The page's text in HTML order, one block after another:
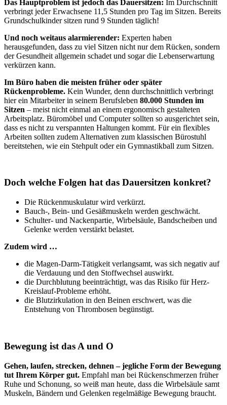
Das Hauptproblem ist jedoch das Dauersitzen: Im Durchschnitt
verbringt jeder Erwachsene 11,5 Stunden pro Tag im Sitzen. Bereits
Grundschulkinder sitzen rund 9 Stunden täglich!
Und noch weitaus alarmierender: Experten haben
herausgefunden, dass zu viel Sitzen nicht nur dem Rücken, sondern
der Gesundheit allgemein schadet und sogar die Lebenserwartung
verkürzen kann.
Im Büro haben die meisten früher oder später
Rückenprobleme. Kein Wunder, denn durchschnittlich verbringt
hier ein Mitarbeiter in seinem Berufsleben 80.000 Stunden im
Sitzen – meist nicht einmal an einem ergonomisch gestalteten
Arbeitsplatz. Büromöbel und Computer sollten so ausgerichtet sein,
dass es nicht zu verspannten Haltungen kommt. Für ein flexibles
Arbeiten sollten zudem Alternativen zum klassischen Bürostuhl
bereitstehen, wie ein Stehpult oder ein Gymnastikball zum Sitzen.
Doch welche Folgen hat das Dauersitzen konkret?
Die Rückenmuskulatur wird verkürzt.
Bauch-, Bein- und Gesäßmuskeln werden geschwächt.
Schulter- und Nackenpartie, Wirbelsäule, Bandscheiben und
Gelenke werden verstärkt belastet.
Zudem wird …
die Magen-Darm-Tätigkeit verlangsamt, was sich negativ auf
die Verdauung und den Stoffwechsel auswirkt.
die Durchblutung beeinträchtigt, was das Risiko für Herz-
Kreislauf-Probleme erhöht.
die Blutzirkulation in den Beinen erschwert, was die
Entstehung von Thrombosen begünstigt.
Bewegung ist das A und O
Gehen, laufen, strecken, dehnen – jegliche Form der Bewegung
tut Ihrem Körper gut. Empfahl man bei Rückenschmerzen früher
Ruhe und Schonung, so weiß man heute, dass die Wirbelsäule samt
Muskeln, Bändern und Gelenken regelmäßige Bewegung braucht.